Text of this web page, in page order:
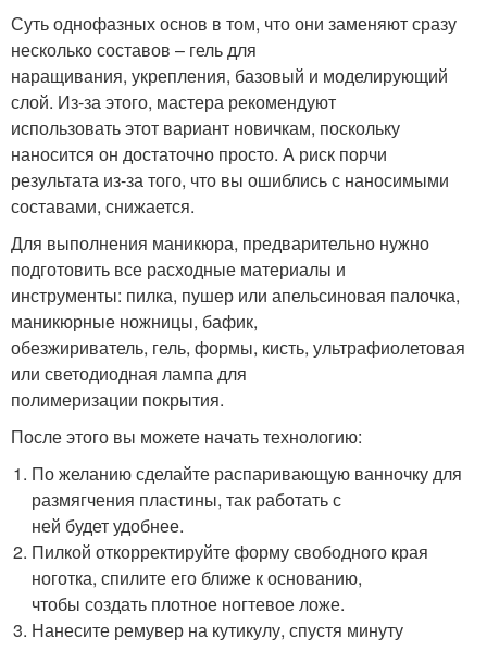
Суть однофазных основ в том, что они заменяют сразу
несколько составов – гель для
наращивания, укрепления, базовый и моделирующий
слой. Из-за этого, мастера рекомендуют
использовать этот вариант новичкам, поскольку
наносится он достаточно просто. А риск порчи
результата из-за того, что вы ошиблись с наносимыми
составами, снижается.
Для выполнения маникюра, предварительно нужно
подготовить все расходные материалы и
инструменты: пилка, пушер или апельсиновая палочка,
маникюрные ножницы, бафик,
обезжириватель, гель, формы, кисть, ультрафиолетовая
или светодиодная лампа для
полимеризации покрытия.
После этого вы можете начать технологию:
По желанию сделайте распаривающую ванночку для
размягчения пластины, так работать с
ней будет удобнее.
Пилкой откорректируйте форму свободного края
ноготка, спилите его ближе к основанию,
чтобы создать плотное ногтевое ложе.
Нанесите ремувер на кутикулу, спустя минуту